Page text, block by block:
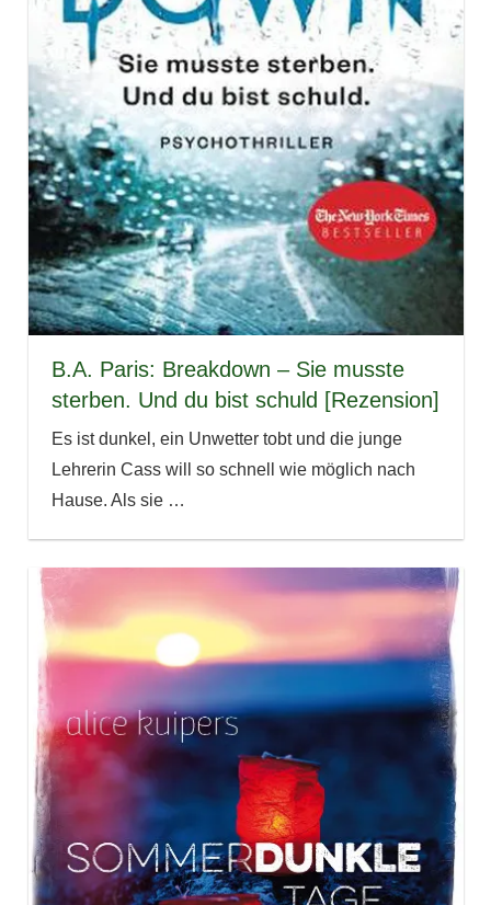
B.A. Paris: Breakdown – Sie musste
sterben. Und du bist schuld [Rezension]
Es ist dunkel, ein Unwetter tobt und die junge
Lehrerin Cass will so schnell wie möglich nach
Hause. Als sie …